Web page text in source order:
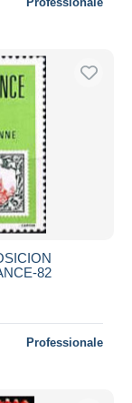
82
Professionale